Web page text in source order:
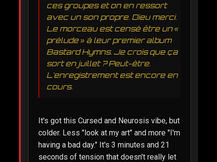
ces groupes et on en ressort
avec un son propre. Dieu merci.
Le morceau est censé être un «
prélude » à leur premier album
Bastard Hymns. Je crois que ça
sort en juillet ? Peut-être.
L'enregistrement est encore en
cours.
It's got this Cursed and Neurosis vibe, but
colder. Less "look at my art" and more "I'm
having a bad day." It's 3 minutes and 21
seconds of tension that doesn't really let